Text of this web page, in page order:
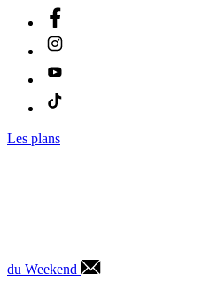
Les plans
du Weekend